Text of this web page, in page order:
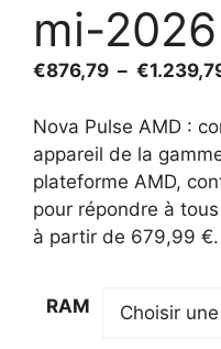
mi-2026
€876,79 – €
Nova Pulse AMD :
appareil de la
plateforme AMD,
pour répondre à
à partir de 679,99 €.
RAM